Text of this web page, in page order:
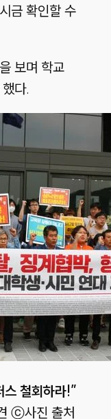
금 확인할 수
보며 학교
다.
철회하라!”
ⓒ사진 출처